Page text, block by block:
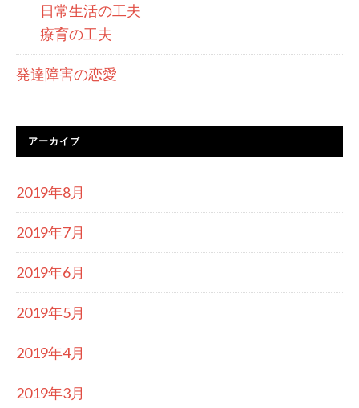
日常生活の工夫
療育の工夫
発達障害の恋愛
アーカイブ
2019年8月
2019年7月
2019年6月
2019年5月
2019年4月
2019年3月